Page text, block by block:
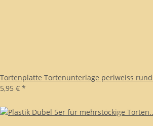
Tortenplatte Tortenunterlage perlweiss rund
5,95 € *